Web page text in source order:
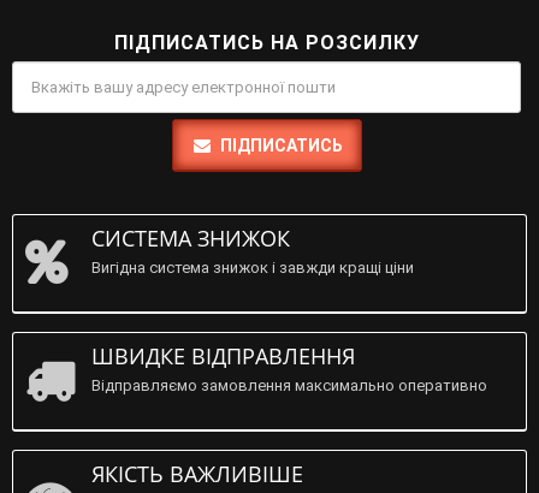
ПІДПИСАТИСЬ НА РОЗСИЛКУ
ПІДПИСАТИСЬ
СИСТЕМА ЗНИЖОК
Вигідна система знижок і завжди кращі ціни
ШВИДКЕ ВІДПРАВЛЕННЯ
Відправляємо замовлення максимально оперативно
ЯКІСТЬ ВАЖЛИВІШЕ